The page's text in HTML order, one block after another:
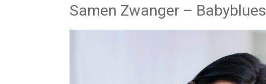
Samen Zwanger – Babyblues